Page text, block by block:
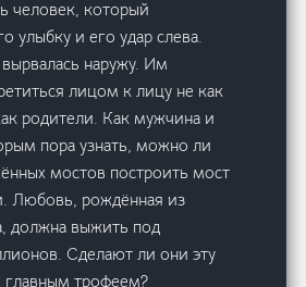
человек, который
улыбку и его удар слева.
наружу. Им
лицом к лицу не как
родители. Как мужчина и
пора узнать, можно ли
мостов построить мост
Любовь, рождённая из
должна выжить под
Сделают ли они эту
трофеем?